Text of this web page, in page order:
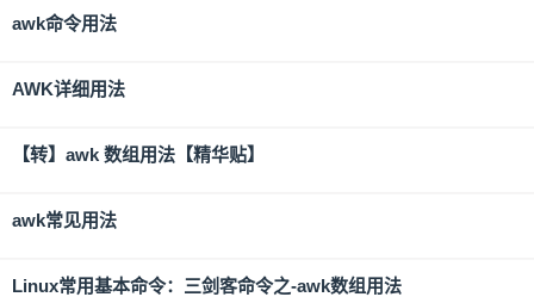
awk命令用法
AWK详细用法
【转】awk 数组用法【精华贴】
awk常见用法
Linux常用基本命令：三剑客命令之-awk数组用法